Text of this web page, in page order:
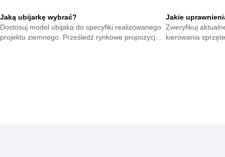
Jaką ubijarkę wybrać?
Dostosuj model ubijaka do specyfiki realizowanego
projektu ziemnego. Prześledź rynkowe propozycje i
Jakie
Zweryfikuj
kierowania